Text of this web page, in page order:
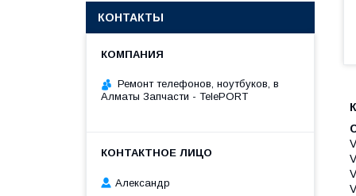
КОНТАКТЫ
Ремонт телефонов, ноутбуков, в
Алматы Запчасти - TelePORT
Александр